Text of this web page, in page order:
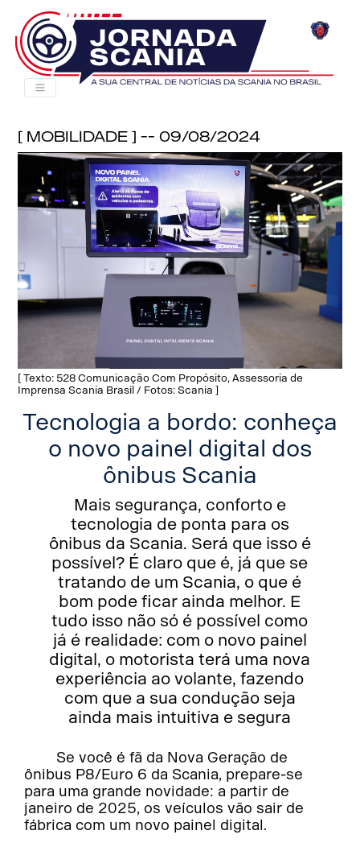
[ Mobilidade ] -- 09/08/2024
[ Texto: 528 Comunicação Com Propósito, Assessoria de
Imprensa Scania Brasil / Fotos: Scania ]
Tecnologia a bordo: conheça
o novo painel digital dos
ônibus Scania
Mais segurança, conforto e
tecnologia de ponta para os
ônibus da Scania. Será que isso é
possível? É claro que é, já que se
tratando de um Scania, o que é
bom pode ficar ainda melhor. E
tudo isso não só é possível como
já é realidade: com o novo painel
digital, o motorista terá uma nova
experiência ao volante, fazendo
com que a sua condução seja
ainda mais intuitiva e segura
Se você é fã da Nova Geração de
ônibus P8/Euro 6 da Scania, prepare-se
para uma grande novidade: a partir de
janeiro de 2025, os veículos vão sair de
fábrica com um novo painel digital.